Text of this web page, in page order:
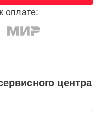
оплате:
центра